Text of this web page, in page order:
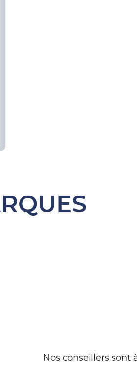
Nos conseillers sont